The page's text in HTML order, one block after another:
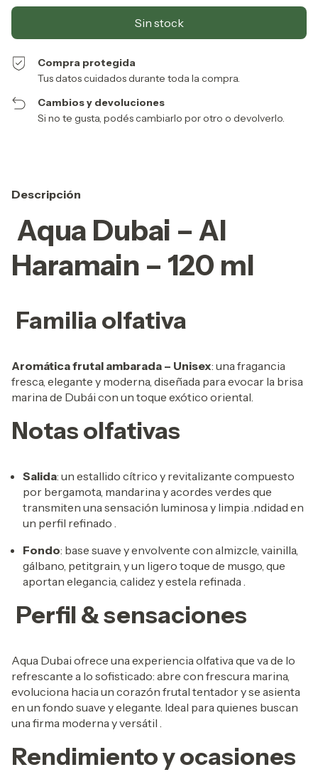
Compra protegida
Tus datos cuidados durante toda la compra.
Cambios y devoluciones
Si no te gusta, podés cambiarlo por otro o devolverlo.
Descripción
Aqua Dubai – Al
Haramain – 120 ml
Familia olfativa
Aromática frutal ambarada – Unisex: una fragancia
fresca, elegante y moderna, diseñada para evocar la brisa
marina de Dubái con un toque exótico oriental.
Notas olfativas
Salida: un estallido cítrico y revitalizante compuesto
por bergamota, mandarina y acordes verdes que
transmiten una sensación luminosa y limpia.ndidad en
un perfil refinado .
Fondo: base suave y envolvente con almizcle, vainilla,
gálbano, petitgrain, y un ligero toque de musgo, que
aportan elegancia, calidez y estela refinada.
Perfil & sensaciones
Aqua Dubai ofrece una experiencia olfativa que va de lo
refrescante a lo sofisticado: abre con frescura marina,
evoluciona hacia un corazón frutal tentador y se asienta
en un fondo suave y elegante. Ideal para quienes buscan
una firma moderna y versátil .
Rendimiento y ocasiones